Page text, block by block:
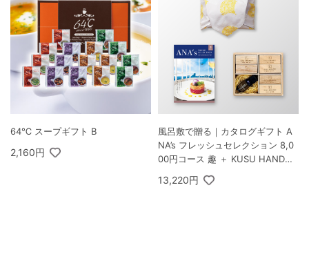
64℃ スープギフト B
2,160円
風呂敷で贈る｜カタログギフト A
NA’s フレッシュセレクション 8,0
00円コース 趣 ＋ KUSU HANDM
き 桐箱
13,220円